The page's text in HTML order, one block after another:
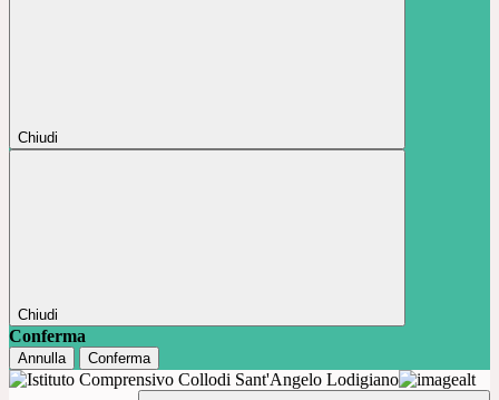
Chiudi
Chiudi
Conferma
Annulla Conferma